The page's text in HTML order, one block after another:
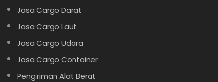
Jasa Cargo Darat
Jasa Cargo Laut
Jasa Cargo Udara
Jasa Cargo Container
Pengiriman Alat Berat